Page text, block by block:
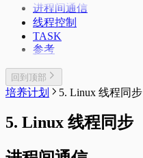
进程间通信
线程控制
TASK
参考
回到顶部
培养计划 5. Linux 线程同步
5. Linux 线程同步